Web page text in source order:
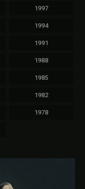
1997
1994
1991
1988
1985
1982
1978